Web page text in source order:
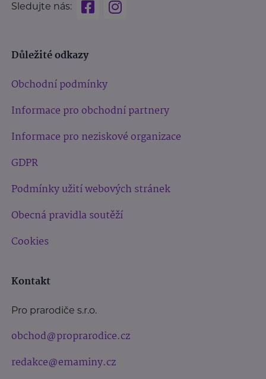
Sledujte nás:
Důležité odkazy
Obchodní podmínky
Informace pro obchodní partnery
Informace pro neziskové organizace
GDPR
Podmínky užití webových stránek
Obecná pravidla soutěží
Cookies
Kontakt
Pro prarodiče s.r.o.
obchod@proprarodice.cz
redakce@emaminy.cz